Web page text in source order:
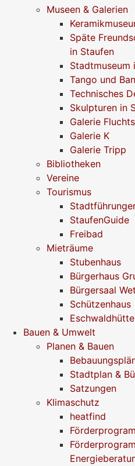
Museen & Galerien
Späte
in Staufen
Stadtmuseum
Tango und
Technisches
Skulpturen in
Galerie
Galerie K
Galerie Tripp
Bibliotheken
Vereine
Tourismus
StaufenGuide
Freibad
Mieträume
Stubenhaus
Bürgerhaus
Bürgersaal
Schützenhaus
Eschwaldhütte
Bauen & Umwelt
Planen & Bauen
Stadtplan &
Satzungen
Klimaschutz
heatfind